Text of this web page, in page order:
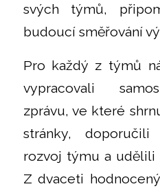
svých týmů,
budoucí směřování
Pro každý z týmů
vypracovali
zprávu, ve které
stránky,
rozvoj týmu a udělili
Z dvaceti